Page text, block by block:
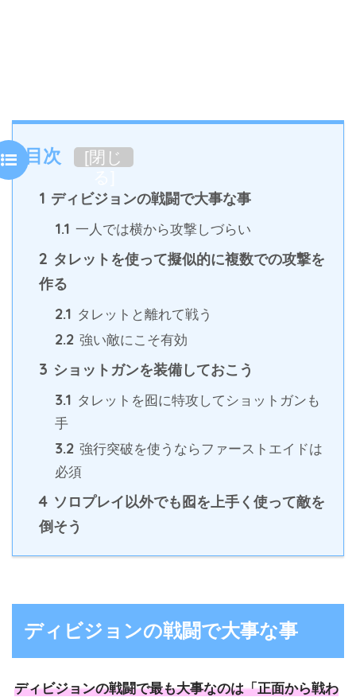
目次 [閉じ
1 ディビジョンの戦闘で大事な事
1.1 一人では横から攻撃しづらい
2 タレットを使って擬似的に複数での攻撃を
作る
2.1 タレットと離れて戦う
2.2 強い敵にこそ有効
3 ショットガンを装備しておこう
3.1 タレットを囮に特攻してショットガンも
手
3.2 強行突破を使うならファーストエイドは
必須
4 ソロプレイ以外でも囮を上手く使って敵を
倒そう
ディビジョンの戦闘で大事な事
ディビジョンの戦闘で最も大事なのは「正面から戦わ